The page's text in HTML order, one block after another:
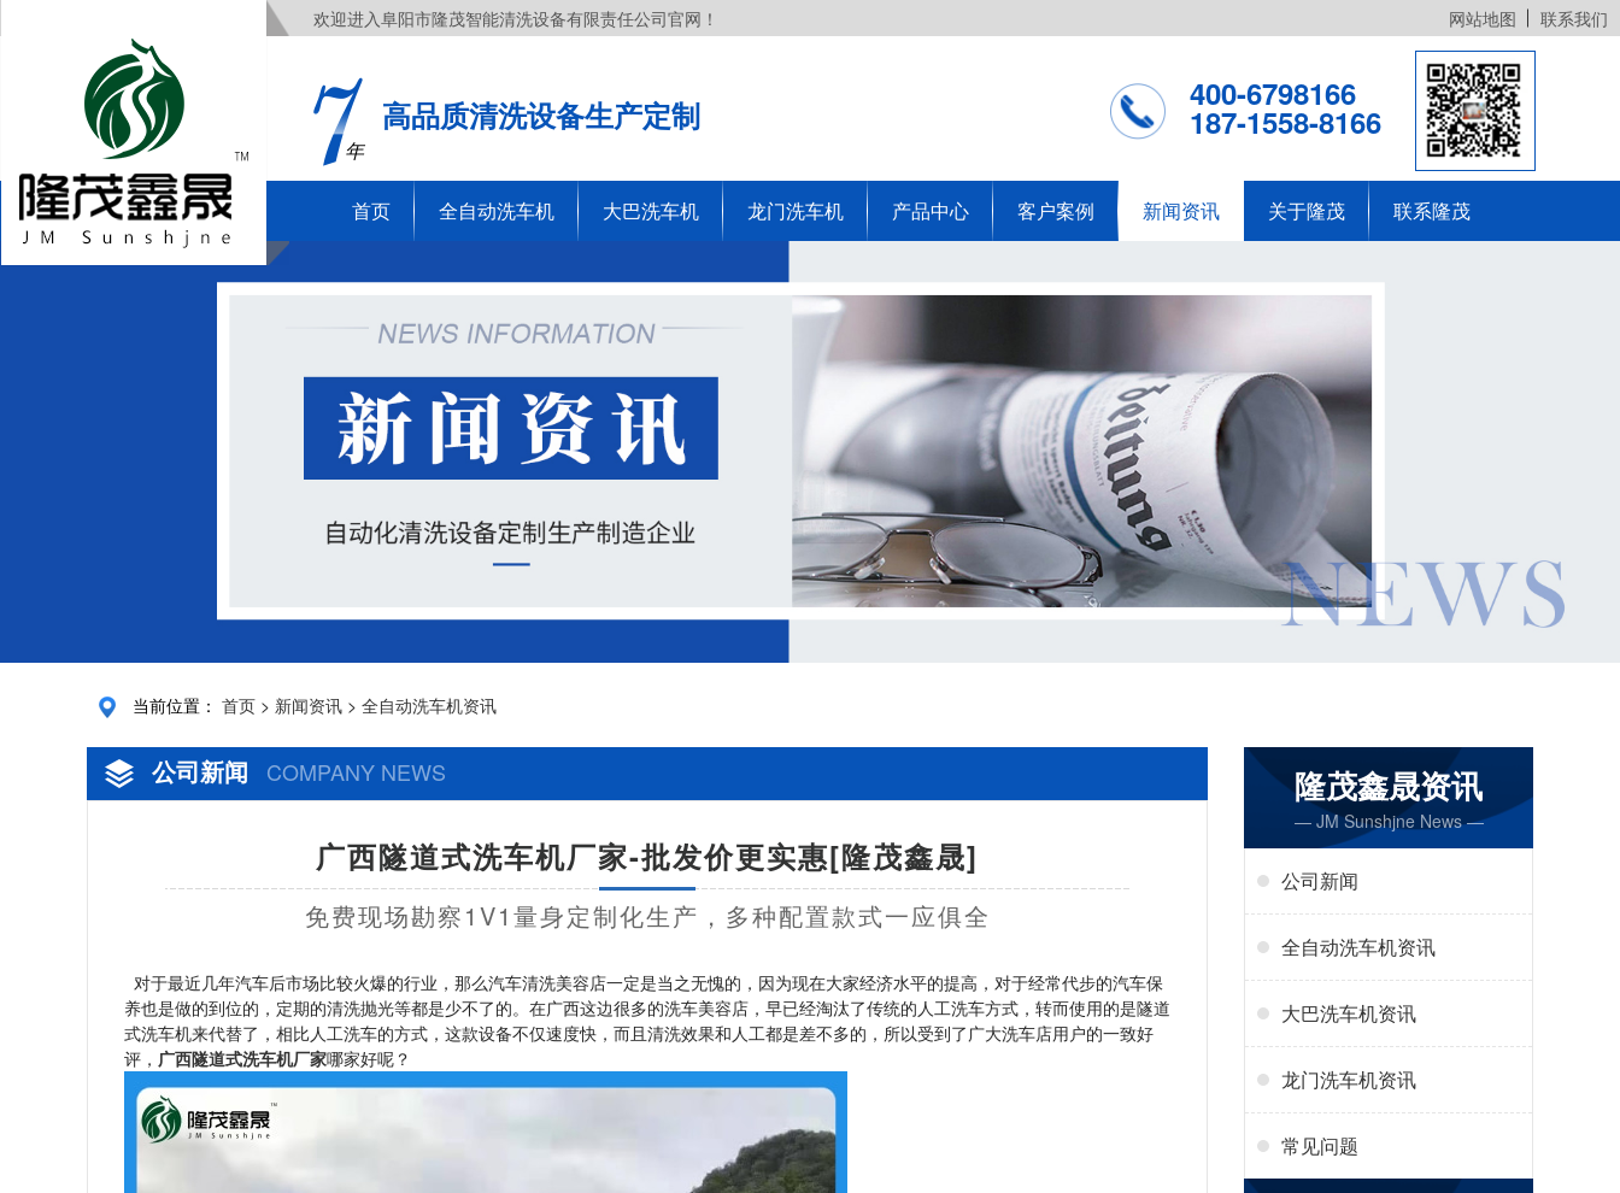
欢迎进入阜阳市隆茂智能清洗设备有限责任公司官网！ 网站地图 联系我们
年
高品质清洗设备生产定制
400-6798166
187-1558-8166
首页 全自动洗车机 大巴洗车机 龙门洗车机 产品中心 客户案例 新闻资讯 关于隆茂 联系隆茂
当前位置： 首页 > 新闻资讯 > 全自动洗车机资讯
公司新闻 COMPANY NEWS
广西隧道式洗车机厂家-批发价更实惠[隆茂鑫晟]
免费现场勘察1V1量身定制化生产，多种配置款式一应俱全
对于最近几年汽车后市场比较火爆的行业，那么汽车清洗美容店一定是当之无愧的，因为现在大家经济水平的提高，对于经常代步的汽车保
养也是做的到位的，定期的清洗抛光等都是少不了的。在广西这边很多的洗车美容店，早已经淘汰了传统的人工洗车方式，转而使用的是隧道
式洗车机来代替了，相比人工洗车的方式，这款设备不仅速度快，而且清洗效果和人工都是差不多的，所以受到了广大洗车店用户的一致好
评， 广西隧道式洗车机厂家哪家好呢？
隆茂鑫晟资讯
— JM Sunshjne News —
公司新闻
全自动洗车机资讯
大巴洗车机资讯
龙门洗车机资讯
常见问题